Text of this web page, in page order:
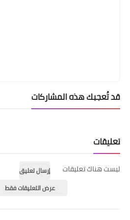
قد تُعجبك هذه المشاركات
تعليقات
ليست هناك تعليقات
إرسال تعليق
عرض التعليقات فقط